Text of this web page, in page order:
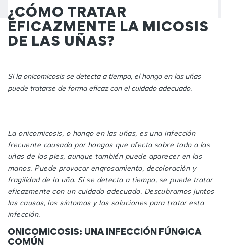
¿CÓMO TRATAR
EFICAZMENTE LA MICOSIS
DE LAS UÑAS?
Si la onicomicosis se detecta a tiempo, el hongo en las uñas
puede tratarse de forma eficaz con el cuidado adecuado.
La onicomicosis, o hongo en las uñas, es una infección
frecuente causada por hongos que afecta sobre todo a las
uñas de los pies, aunque también puede aparecer en las
manos. Puede provocar engrosamiento, decoloración y
fragilidad de la uña. Si se detecta a tiempo, se puede tratar
eficazmente con un cuidado adecuado. Descubramos juntos
las causas, los síntomas y las soluciones para tratar esta
infección.
ONICOMICOSIS: UNA INFECCIÓN FÚNGICA
COMÚN